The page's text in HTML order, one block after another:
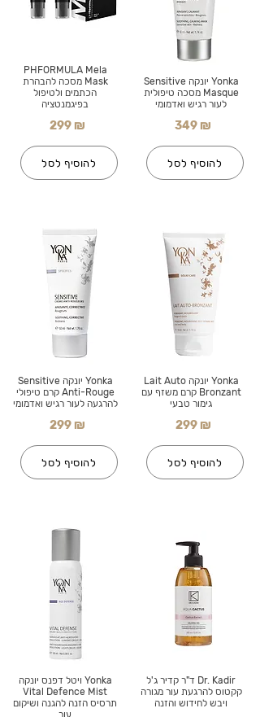
PHFORMULA Mela
Mask מסכה להבהרת
הכתמים ולטיפול
בפיגמנטציה
299 ₪
להוסיף לסל
Yonka יונקה Sensitive
Anti-Rouge קרם טיפולי
להרגעה לעור רגיש ואדמומי
299 ₪
להוסיף לסל
Yonka ויטל דפנס יונקה
Vital Defence Mist
תרסיס הזנה להגנה ושיקום
עור
Yonka יונקה Sensitive
Masque מסכה טיפולית
לעור רגיש ואדמומי
349 ₪
להוסיף לסל
Yonka יונקה Lait Auto
Bronzant קרם משזף עם
גימור טבעי
299 ₪
להוסיף לסל
Dr. Kadir ד"ר קדיר ג'ל
קקטוס להרגעת עור מגורה
ויבש לחידוש והזנה